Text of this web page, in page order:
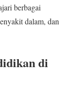
berbagai
dalam, dan
di